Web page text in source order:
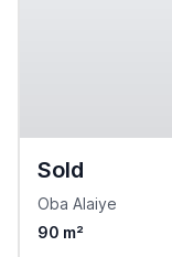
Sold
Oba Alaiye
90 m²